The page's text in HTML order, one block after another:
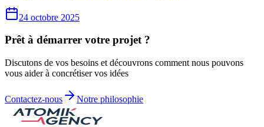
24 octobre 2025
Prêt à démarrer votre projet ?
Discutons de vos besoins et découvrons comment nous pouvons
vous aider à concrétiser vos idées
Contactez-nous Notre philosophie